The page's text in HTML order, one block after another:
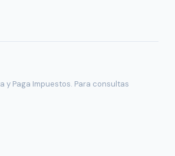
y Paga Impuestos. Para consultas